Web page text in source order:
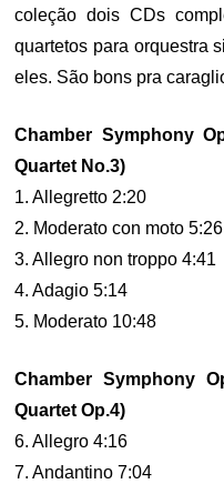
coleção dois CDs
quartetos para orquestra
eles. São bons pra
Chamber Symphony
Quartet No.3)
1. Allegretto 2:20
2. Moderato con moto 5:26
3. Allegro non troppo 4:41
4. Adagio 5:14
5. Moderato 10:48
Chamber Symphony
Quartet Op.4)
6. Allegro 4:16
7. Andantino 7:04